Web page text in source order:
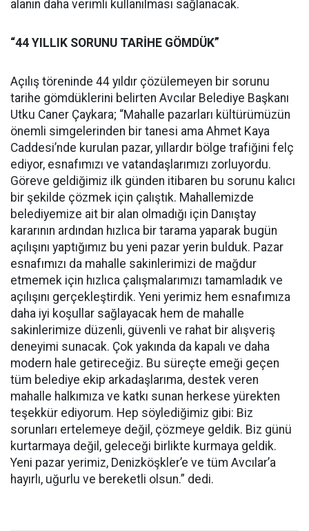
alanın daha verimli kullanılması sağlanacak.
“44 YILLIK SORUNU TARİHE GÖMDÜK”
Açılış töreninde 44 yıldır çözülemeyen bir sorunu
tarihe gömdüklerini belirten Avcılar Belediye Başkanı
Utku Caner Çaykara; “Mahalle pazarları kültürümüzün
önemli simgelerinden bir tanesi ama Ahmet Kaya
Caddesi’nde kurulan pazar, yıllardır bölge trafiğini felç
ediyor, esnafımızı ve vatandaşlarımızı zorluyordu.
Göreve geldiğimiz ilk günden itibaren bu sorunu kalıcı
bir şekilde çözmek için çalıştık. Mahallemizde
belediyemize ait bir alan olmadığı için Danıştay
kararının ardından hızlıca bir tarama yaparak bugün
açılışını yaptığımız bu yeni pazar yerin bulduk. Pazar
esnafımızı da mahalle sakinlerimizi de mağdur
etmemek için hızlıca çalışmalarımızı tamamladık ve
açılışını gerçekleştirdik. Yeni yerimiz hem esnafımıza
daha iyi koşullar sağlayacak hem de mahalle
sakinlerimize düzenli, güvenli ve rahat bir alışveriş
deneyimi sunacak. Çok yakında da kapalı ve daha
modern hale getireceğiz. Bu süreçte emeği geçen
tüm belediye ekip arkadaşlarıma, destek veren
mahalle halkımıza ve katkı sunan herkese yürekten
teşekkür ediyorum. Hep söylediğimiz gibi: Biz
sorunları ertelemeye değil, çözmeye geldik. Biz günü
kurtarmaya değil, geleceği birlikte kurmaya geldik.
Yeni pazar yerimiz, Denizköşkler’e ve tüm Avcılar’a
hayırlı, uğurlu ve bereketli olsun.” dedi.